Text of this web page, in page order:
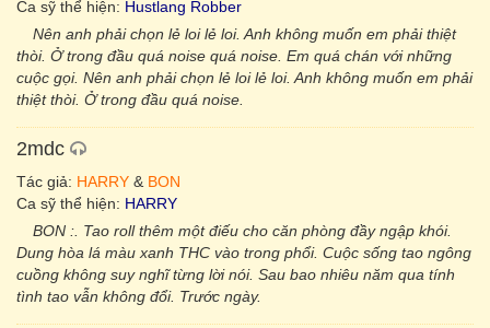
Ca sỹ thể hiện: Hustlang Robber
Nên anh phải chọn lẻ loi lẻ loi. Anh không muốn em phải thiệt
thòi. Ở trong đầu quá noise quá noise. Em quá chán với những
cuộc gọi. Nên anh phải chọn lẻ loi lẻ loi. Anh không muốn em phải
thiệt thòi. Ở trong đầu quá noise.
2mdc
Tác giả: HARRY & BON
Ca sỹ thể hiện: HARRY
BON :. Tao roll thêm một điếu cho căn phòng đầy ngập khói.
Dung hòa lá màu xanh THC vào trong phổi. Cuộc sống tao ngông
cuồng không suy nghĩ từng lời nói. Sau bao nhiêu năm qua tính
tình tao vẫn không đổi. Trước ngày.